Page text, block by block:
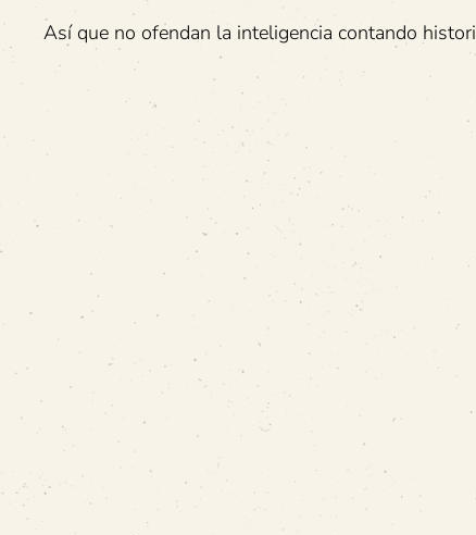
Así que no ofendan la inteligencia contando